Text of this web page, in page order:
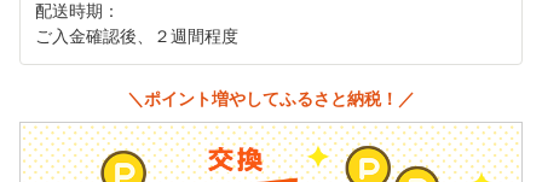
配送時期：
ご入金確認後、２週間程度
＼ポイント増やしてふるさと納税！／